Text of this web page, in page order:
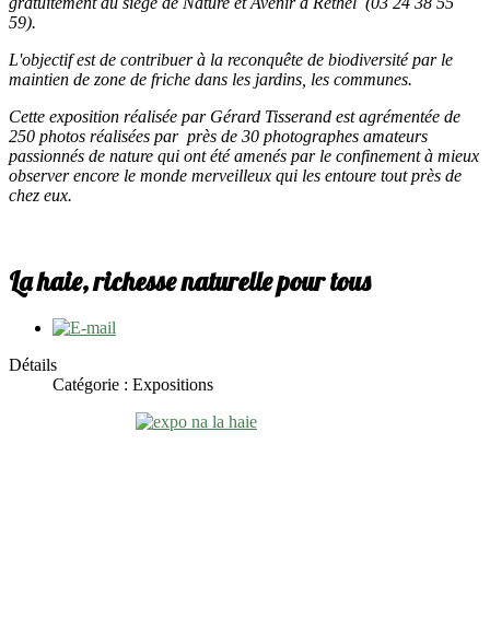
59).
L'objectif est de contribuer à la reconquête de biodiversité par le
maintien de zone de friche dans les jardins, les communes.
Cette exposition réalisée par Gérard Tisserand est agrémentée de
250 photos réalisées par près de 30 photographes amateurs
passionnés de nature qui ont été amenés par le confinement à mieux
observer encore le monde merveilleux qui les entoure tout près de
chez eux.
La haie, richesse naturelle pour tous
Détails
Catégorie : Expositions